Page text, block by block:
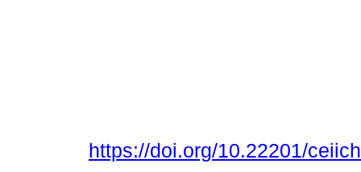
https://doi.org/10.22201/